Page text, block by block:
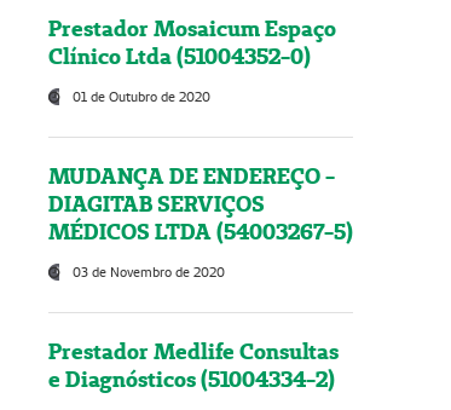
Prestador Mosaicum Espaço
Clínico Ltda (51004352-0)
01 de Outubro de 2020
MUDANÇA DE ENDEREÇO -
DIAGITAB SERVIÇOS
MÉDICOS LTDA (54003267-5)
03 de Novembro de 2020
Prestador Medlife Consultas
e Diagnósticos (51004334-2)